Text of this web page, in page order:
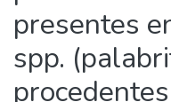
presentes
spp.